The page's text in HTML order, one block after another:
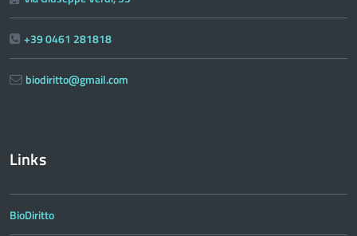
+39 0461 281818
biodiritto@gmail.com
Links
BioDiritto